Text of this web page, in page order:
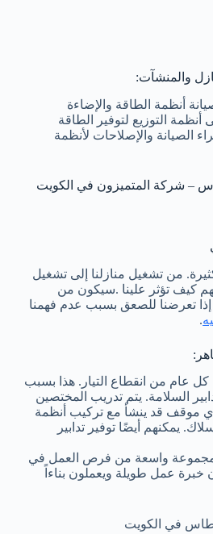
والمنشآت:
أنظمة الطاقة والإضاءة
أنظمة التوزيع لتوفير الطاقة
الصيانة والإصلاحات لأنظمة
– شركة المتميزون في الكويت
من تشغيل منازلنا إلى تشغيل
كيف تؤثر علينا .سيكون من
تعرضنا للصعق بسبب عدم فهمنا
.
كل عام من انقطاع التيار. هذا بسبب
السلامة. يتم تدريب المختصين
موقف قد ينشأ مع تركيب أنظمة
يمكنهم أيضًا توفير تدابير
مجموعة واسعة من فرص العمل في
خبرة عمل طويلة ويعملون بناءاً